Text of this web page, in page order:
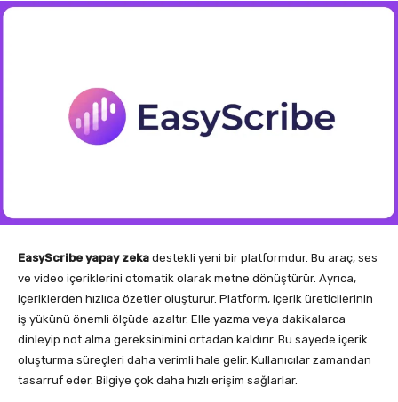
EasyScribe yapay zeka destekli yeni bir platformdur. Bu araç, ses
ve video içeriklerini otomatik olarak metne dönüştürür. Ayrıca,
içeriklerden hızlıca özetler oluşturur. Platform, içerik üreticilerinin
iş yükünü önemli ölçüde azaltır. Elle yazma veya dakikalarca
dinleyip not alma gereksinimini ortadan kaldırır. Bu sayede içerik
oluşturma süreçleri daha verimli hale gelir. Kullanıcılar zamandan
tasarruf eder. Bilgiye çok daha hızlı erişim sağlarlar.